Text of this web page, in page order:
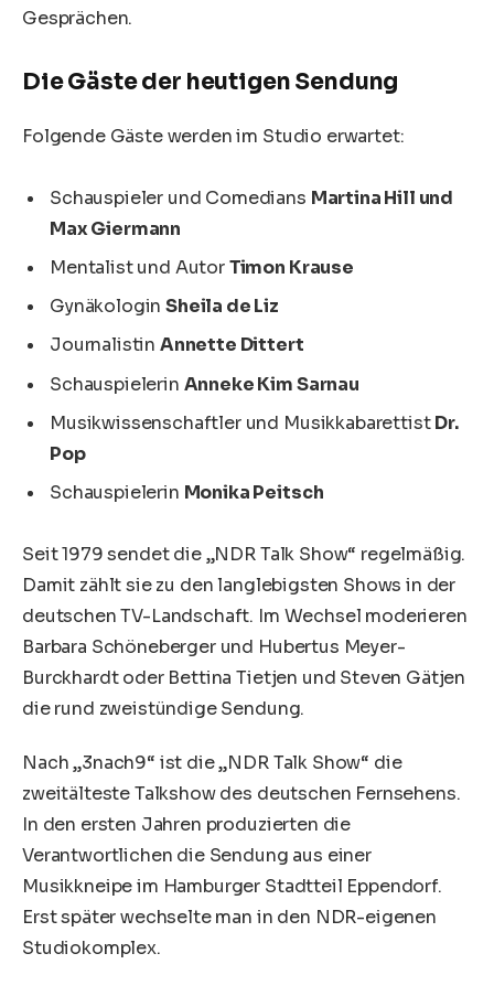
Gesprächen.
Die Gäste der heutigen Sendung
Folgende Gäste werden im Studio erwartet:
Schauspieler und Comedians Martina Hill und
Max Giermann
Mentalist und AutorTimon Krause
GynäkologinSheila de Liz
Journalistin Annette Dittert
Schauspielerin Anneke Kim Sarnau
Musikwissenschaftler und MusikkabarettistDr.
Pop
Schauspielerin Monika Peitsch
Seit 1979 sendet die „NDR Talk Show“ regelmäßig.
Damit zählt sie zu den langlebigsten Shows in der
deutschen TV-Landschaft. Im Wechsel moderieren
Barbara Schöneberger und Hubertus Meyer-
Burckhardt oder Bettina Tietjen und Steven Gätjen
die rund zweistündige Sendung.
Nach „3nach9“ ist die „NDR Talk Show“ die
zweitälteste Talkshow des deutschen Fernsehens.
In den ersten Jahren produzierten die
Verantwortlichen die Sendung aus einer
Musikkneipe im Hamburger Stadtteil Eppendorf.
Erst später wechselte man in den NDR-eigenen
Studiokomplex.